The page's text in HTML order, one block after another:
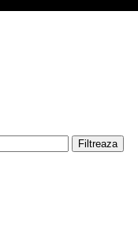
Filtreaza